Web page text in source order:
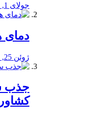
جولای 1, 2020
دمای
ژوئن 25, 2020
جذب